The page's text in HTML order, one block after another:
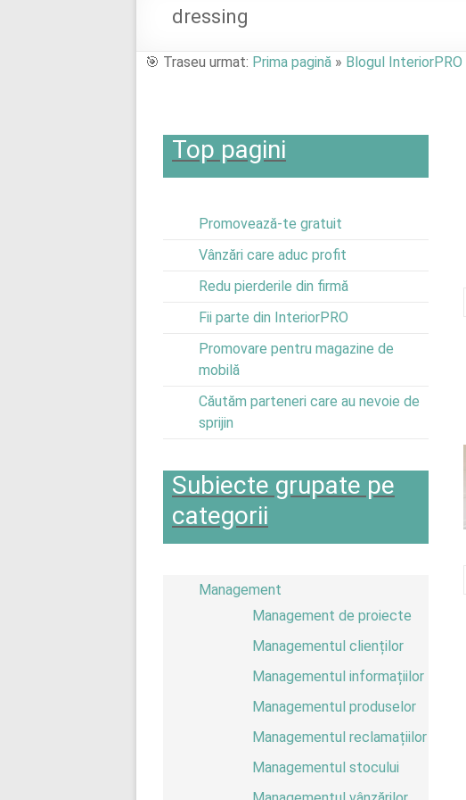
de
cu
dressing
🎯 Traseu urmat: Prima pagină » Blogul InteriorPRO
Top pagini
Promovează-te gratuit
Vânzări care aduc profit
Redu pierderile din firmă
Fii parte din InteriorPRO
Promovare pentru magazine de
mobilă
Căutăm parteneri care au nevoie de
sprijin
Subiecte grupate pe
categorii
Management
Management de proiecte
Managementul clienților
Managementul informațiilor
Managementul produselor
Managementul reclamațiilor
Managementul stocului